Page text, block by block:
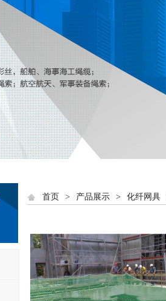
首页 > 产品展示 > 化纤网具